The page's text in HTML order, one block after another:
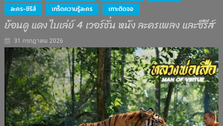
ละคร-ซีรีส์
เกร็ดความรู้ละคร เกาะติดจอ
ย้อนดู แดง ไบเล่ย์ 4 เวอร์ชั่น หนัง ละครเพลง และซีรีส์
31 กรกฎาคม 2026